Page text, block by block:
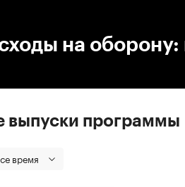
на оборону:
выпуски программы
время